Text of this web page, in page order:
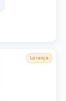
Laranja